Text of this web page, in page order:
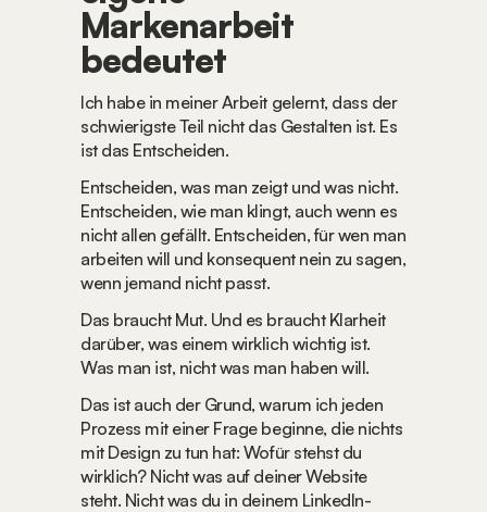
Markenarbeit
bedeutet
Ich habe in meiner Arbeit gelernt, dass der
schwierigste Teil nicht das Gestalten ist. Es
ist das Entscheiden.
Entscheiden, was man zeigt und was nicht.
Entscheiden, wie man klingt, auch wenn es
nicht allen gefällt. Entscheiden, für wen man
arbeiten will und konsequent nein zu sagen,
wenn jemand nicht passt.
Das braucht Mut. Und es braucht Klarheit
darüber, was einem wirklich wichtig ist.
Was man ist, nicht was man haben will.
Das ist auch der Grund, warum ich jeden
Prozess mit einer Frage beginne, die nichts
mit Design zu tun hat: Wofür stehst du
wirklich? Nicht was auf deiner Website
steht. Nicht was du in deinem LinkedIn-